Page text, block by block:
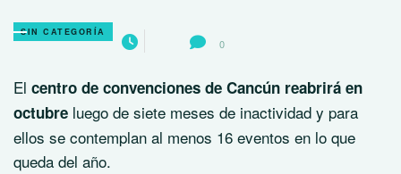
SIN CATEGORÍA
0
El centro de convenciones de Cancún reabrirá en
octubre luego de siete meses de inactividad y para
ellos se contemplan al menos 16 eventos en lo que
queda del año.